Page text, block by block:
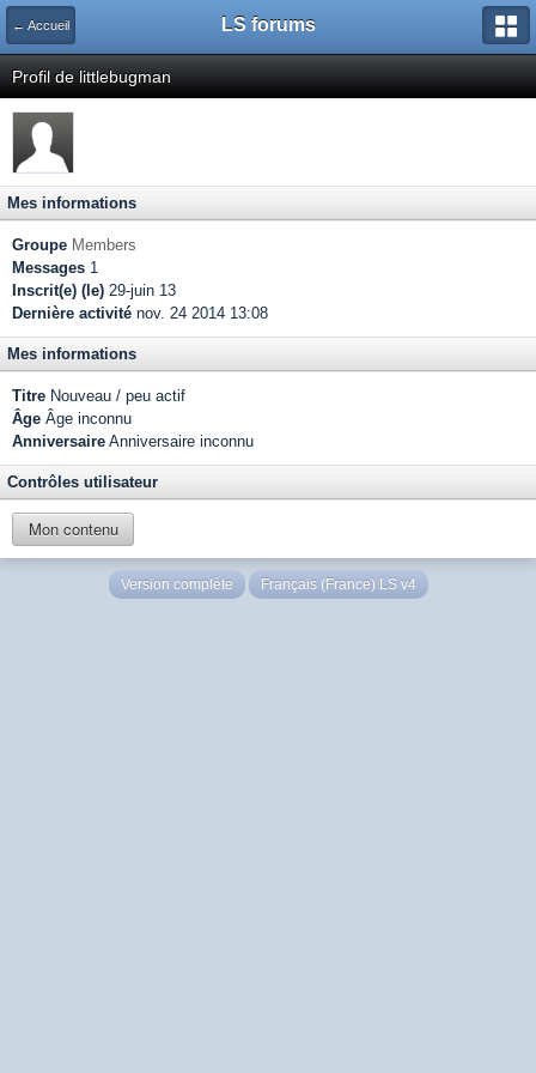
← Accueil LS forums
Profil de littlebugman
Mes informations
Groupe Members
Messages 1
Inscrit(e) (le) 29-juin 13
Dernière activité nov. 24 2014 13:08
Mes informations
Titre Nouveau / peu actif
Âge Âge inconnu
Anniversaire Anniversaire inconnu
Contrôles utilisateur
Mon contenu
Version complète Français (France) LS v4